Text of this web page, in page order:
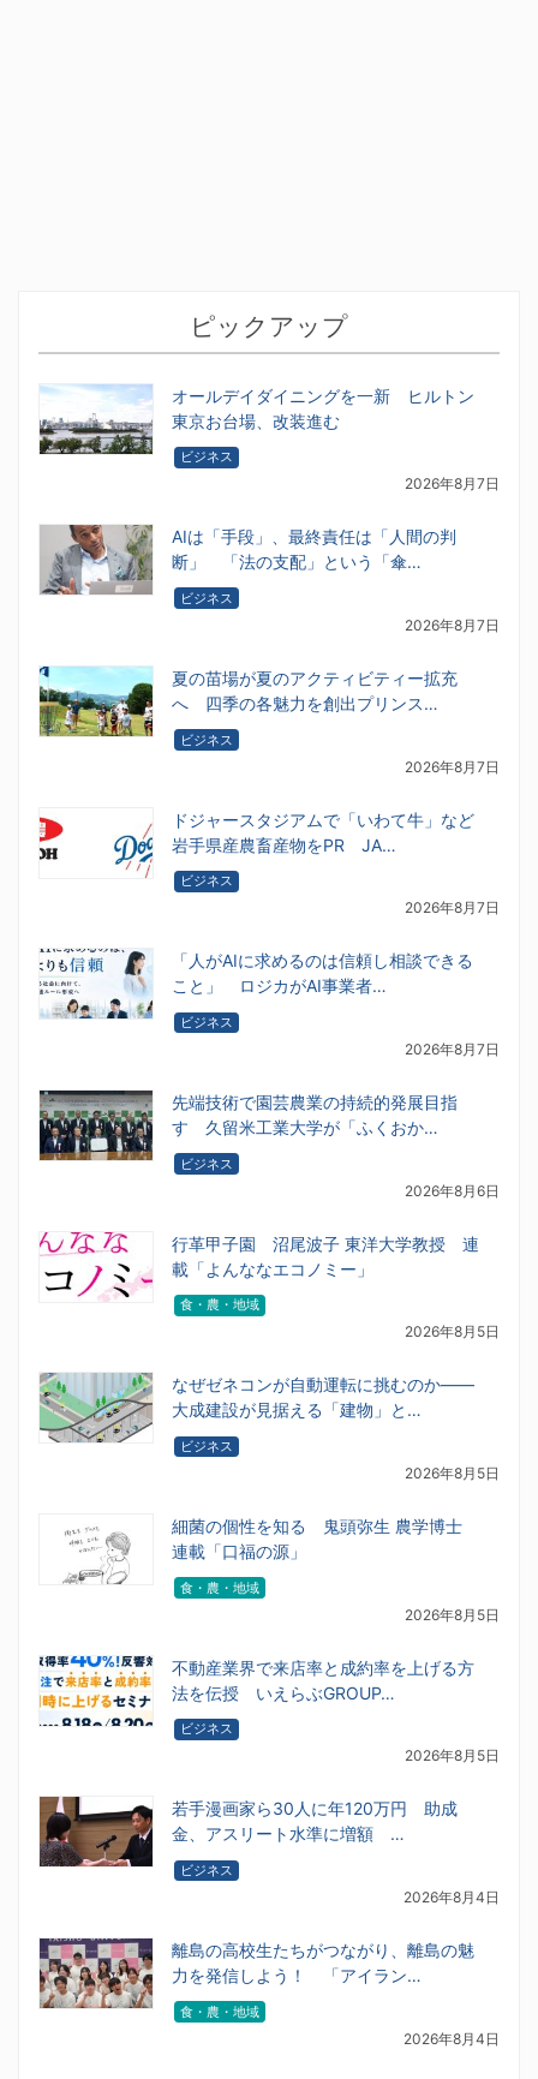
ピックアップ
オールデイダイニングを一新 ヒルトン
東京お台場、改装進む
ビジネス
2026年8月7日
AIは「手段」、最終責任は「人間の判
断」 「法の支配」という「傘…
ビジネス
2026年8月7日
夏の苗場が夏のアクティビティー拡充
へ 四季の各魅力を創出プリンス…
ビジネス
2026年8月7日
ドジャースタジアムで「いわて牛」など
岩手県産農畜産物をPR JA…
ビジネス
2026年8月7日
「人がAIに求めるのは信頼し相談できる
こと」 ロジカがAI事業者…
ビジネス
2026年8月7日
先端技術で園芸農業の持続的発展目指
す 久留米工業大学が「ふくおか…
ビジネス
2026年8月6日
行革甲子園 沼尾波子 東洋大学教授 連
載「よんななエコノミー」
食・農・地域
2026年8月5日
なぜゼネコンが自動運転に挑むのか――
大成建設が見据える「建物」と…
ビジネス
2026年8月5日
細菌の個性を知る 鬼頭弥生 農学博士
連載「口福の源」
食・農・地域
2026年8月5日
不動産業界で来店率と成約率を上げる方
法を伝授 いえらぶGROUP…
ビジネス
2026年8月5日
若手漫画家ら30人に年120万円 助成
金、アスリート水準に増額 …
ビジネス
2026年8月4日
離島の高校生たちがつながり、離島の魅
力を発信しよう！ 「アイラン…
食・農・地域
2026年8月4日